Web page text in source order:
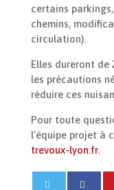
certains
chemins,
circulation).
Elles dureront de
les précautions
réduire ces
Pour toute
l’équipe projet à
trevoux-lyon.fr.